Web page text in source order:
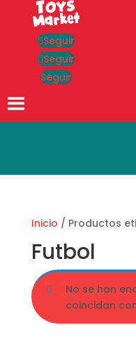
Seguir
Seguir
Seguir
Inicio / Productos
Futbol
No se han
coincidan